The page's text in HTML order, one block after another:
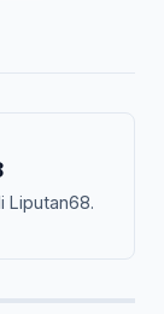
Liputan68.